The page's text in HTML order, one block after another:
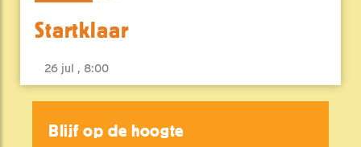
Startklaar
26 jul , 8:00
Blijf op de hoogte